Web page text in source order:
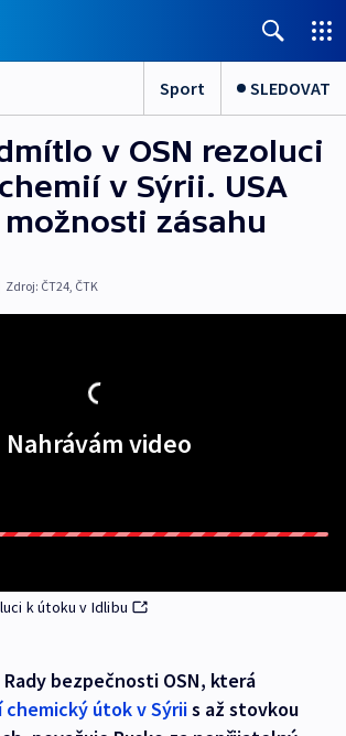
Sport SLEDOVAT
v OSN rezoluci
v Sýrii. USA
zásahu
Zdroj: ČT24, ČTK
Nahrávám video
k útoku v Idlibu
bezpečnosti OSN, která
chemický útok v Sýriis až stovkou